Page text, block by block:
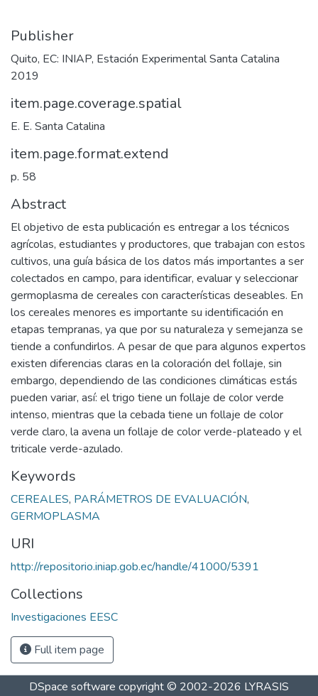
Publisher
Quito, EC: INIAP, Estación Experimental Santa Catalina
2019
item.page.coverage.spatial
E. E. Santa Catalina
item.page.format.extend
p. 58
Abstract
El objetivo de esta publicación es entregar a los técnicos
agrícolas, estudiantes y productores, que trabajan con estos
cultivos, una guía básica de los datos más importantes a ser
colectados en campo, para identificar, evaluar y seleccionar
germoplasma de cereales con características deseables. En
los cereales menores es importante su identificación en
etapas tempranas, ya que por su naturaleza y semejanza se
tiende a confundirlos. A pesar de que para algunos expertos
existen diferencias claras en la coloración del follaje, sin
embargo, dependiendo de las condiciones climáticas estás
pueden variar, así: el trigo tiene un follaje de color verde
intenso, mientras que la cebada tiene un follaje de color
verde claro, la avena un follaje de color verde-plateado y el
triticale verde-azulado.
Keywords
CEREALES, PARÁMETROS DE EVALUACIÓN,
GERMOPLASMA
URI
http://repositorio.iniap.gob.ec/handle/41000/5391
Collections
Investigaciones EESC
Full item page
DSpace software copyright © 2002-2026 LYRASIS